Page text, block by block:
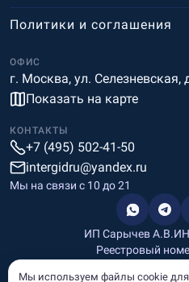
ОФИС
г. Москва, ул. Селезневская,
Показать на карте
Политики и соглашения
КОНТАКТЫ
+7 (495) 502-41-50
intergidru@yandex.ru
Мы на связи c 10 до 21
ИП Сарычев А.В.
Реестровый
Мы используем файлы cookie